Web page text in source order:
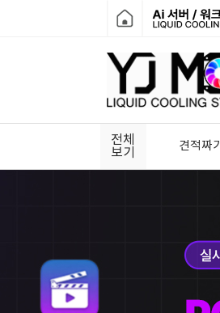
전체
보기
견적짜기